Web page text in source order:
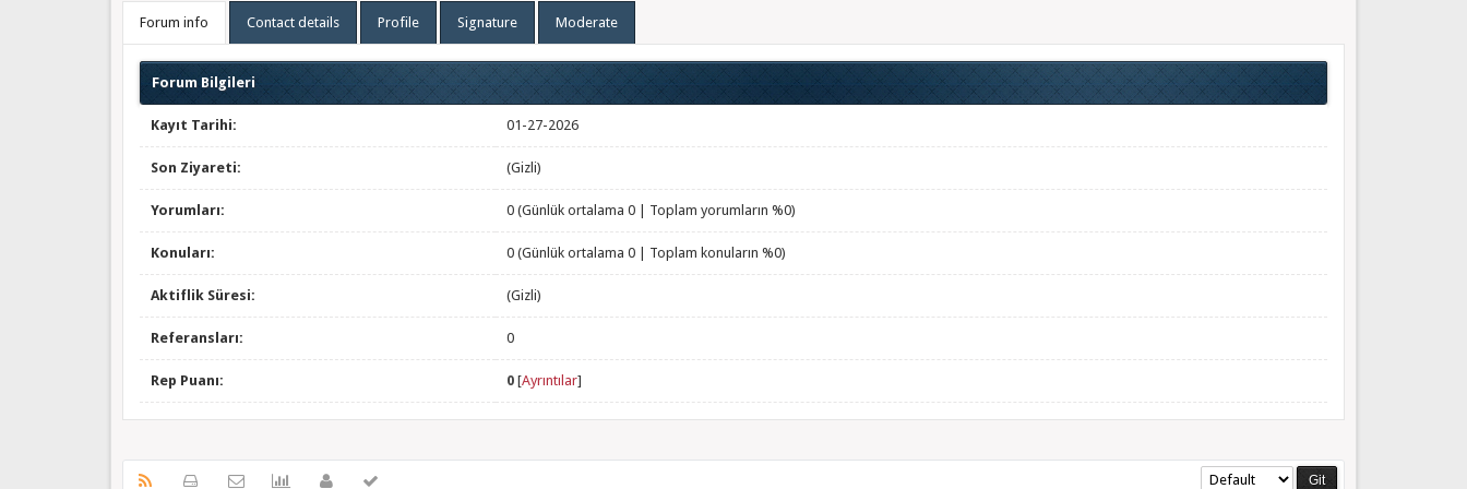
Forum info Contact details Profile Signature Moderate
Forum Bilgileri
Kayıt Tarihi: 01-27-2026
Son Ziyareti: (Gizli)
Yorumları: 0 (Günlük ortalama 0 | Toplam yorumların %0)
Konuları: 0 (Günlük ortalama 0 | Toplam konuların %0)
Aktiflik Süresi: (Gizli)
Referansları: 0
Rep Puanı: 0 [Ayrıntılar]